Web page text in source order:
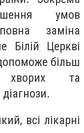
умов
заміна
Білій Церкві
більш
хворих та
всі лікарні